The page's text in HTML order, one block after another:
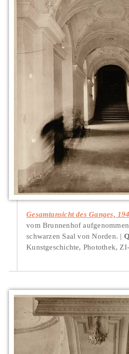
Gesamtansicht des Ganges,
vom Brunnenhof
schwarzen Saal von Norden.
Kunstgeschichte, Photothek,